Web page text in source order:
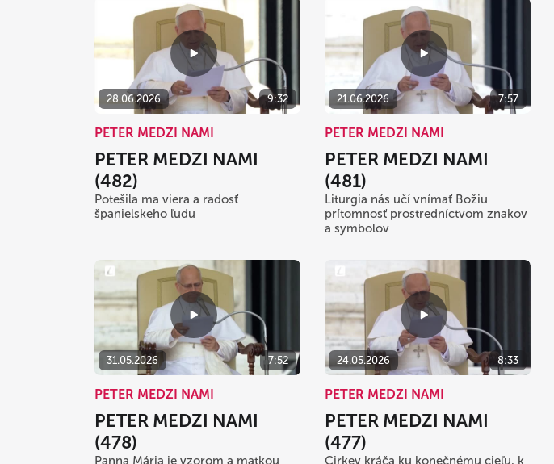
28.06.2026 9:32
PETER MEDZI NAMI
PETER MEDZI NAMI
(482)
Potešila ma viera a radosť
španielskeho ľudu
21.06.2026 7:57
PETER MEDZI NAMI
PETER MEDZI NAMI
(481)
Liturgia nás učí vnímať Božiu
prítomnosť prostredníctvom znakov
a symbolov
31.05.2026 7:52
PETER MEDZI NAMI
PETER MEDZI NAMI
(478)
Panna Mária je vzorom a matkou
24.05.2026 8:33
PETER MEDZI NAMI
PETER MEDZI NAMI
(477)
Cirkev kráča ku konečnému cieľu, k